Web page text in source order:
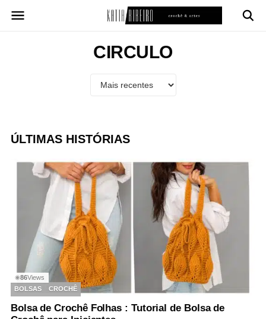
para
CIRCULO
ÚLTIMAS HISTÓRIAS
◉86Views
BOLSAS
CROCHÊ
Bolsa de Crochê Folhas : Tutorial de Bolsa de